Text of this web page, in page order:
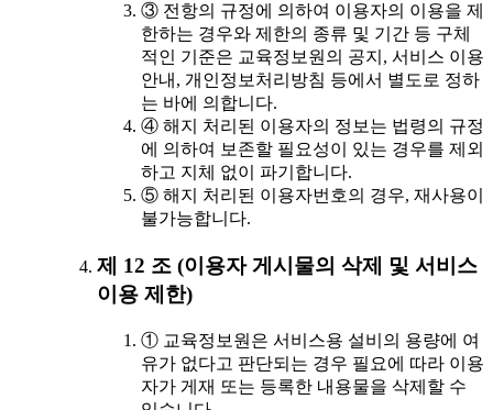
③ 전항의 규정에 의하여 이용자의 이용을 제
한하는 경우와 제한의 종류 및 기간 등 구체
적인 기준은 교육정보원의 공지, 서비스 이용
안내, 개인정보처리방침 등에서 별도로 정하
는 바에 의합니다.
④ 해지 처리된 이용자의 정보는 법령의 규정
에 의하여 보존할 필요성이 있는 경우를 제외
하고 지체 없이 파기합니다.
⑤ 해지 처리된 이용자번호의 경우, 재사용이
불가능합니다.
제 12 조 (이용자 게시물의 삭제 및 서비스
이용 제한)
① 교육정보원은 서비스용 설비의 용량에 여
유가 없다고 판단되는 경우 필요에 따라 이용
자가 게재 또는 등록한 내용물을 삭제할 수